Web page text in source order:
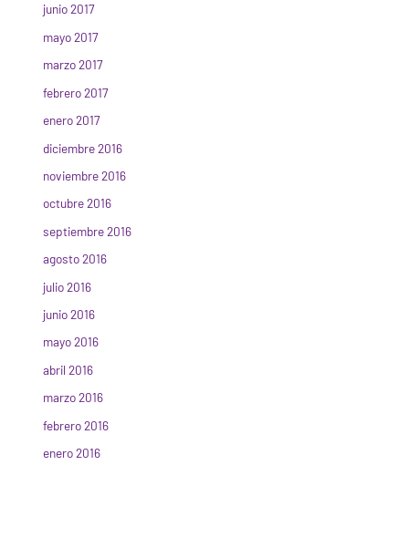
junio 2017
mayo 2017
marzo 2017
febrero 2017
enero 2017
diciembre 2016
noviembre 2016
octubre 2016
septiembre 2016
agosto 2016
julio 2016
junio 2016
mayo 2016
abril 2016
marzo 2016
febrero 2016
enero 2016